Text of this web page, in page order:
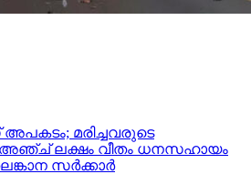
മരിച്ചവരുടെ
ലക്ഷം വീതം ധനസഹായം
സര്‍ക്കാര്‍